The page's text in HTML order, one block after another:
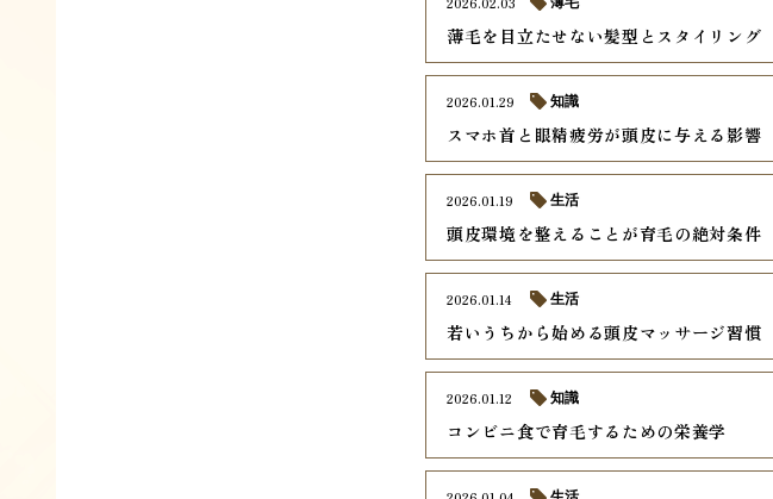
薄毛を目立たせない髪型とスタイリング
スマホ首と眼精疲労が頭皮に与える影響
2026.01.29 知識
頭皮環境を整えることが育毛の絶対条件
2026.01.19 生活
若いうちから始める頭皮マッサージ習慣
2026.01.14 生活
コンビニ食で育毛するための栄養学
2026.01.12 知識